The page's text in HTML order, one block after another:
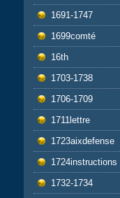
1691-1747
1699comté
16th
1703-1738
1706-1709
1711lettre
1723aixdefense
1724instructions
1732-1734